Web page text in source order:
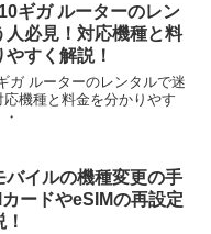
ギガ ルーターのレン
人必見！対応機種と料
すく解説！
ガ ルーターのレンタルで迷
応機種と料金を分かりやす
バイルの機種変更の手
ードやeSIMの再設定